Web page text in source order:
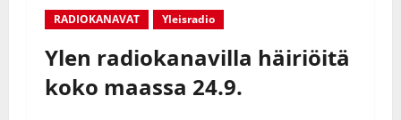
RADIOKANAVAT Yleisradio
Ylen radiokanavilla häiriöitä
koko maassa 24.9.